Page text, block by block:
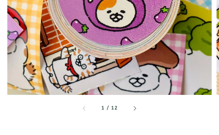
1 / 12